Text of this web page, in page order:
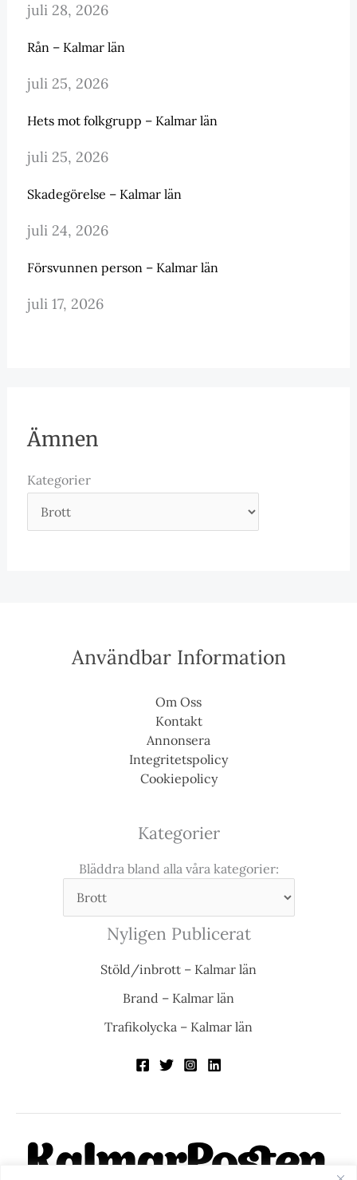
juli 28, 2026
Rån – Kalmar län
juli 25, 2026
Hets mot folkgrupp – Kalmar län
juli 25, 2026
Skadegörelse – Kalmar län
juli 24, 2026
Försvunnen person – Kalmar län
juli 17, 2026
Ämnen
Kategorier
Användbar Information
Om Oss
Kontakt
Annonsera
Integritetspolicy
Cookiepolicy
Kategorier
Bläddra bland alla våra kategorier:
Nyligen Publicerat
Stöld/inbrott – Kalmar län
Brand – Kalmar län
Trafikolycka – Kalmar län